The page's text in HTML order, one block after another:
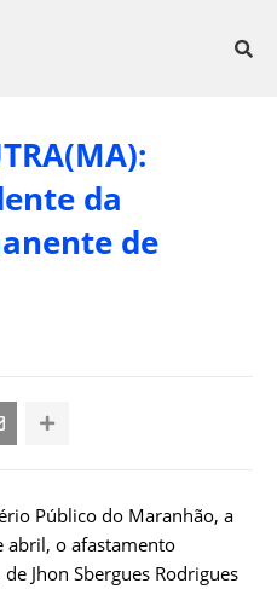
da
de
Público do Maranhão, a
abril, o afastamento
Jhon Sbergues Rodrigues